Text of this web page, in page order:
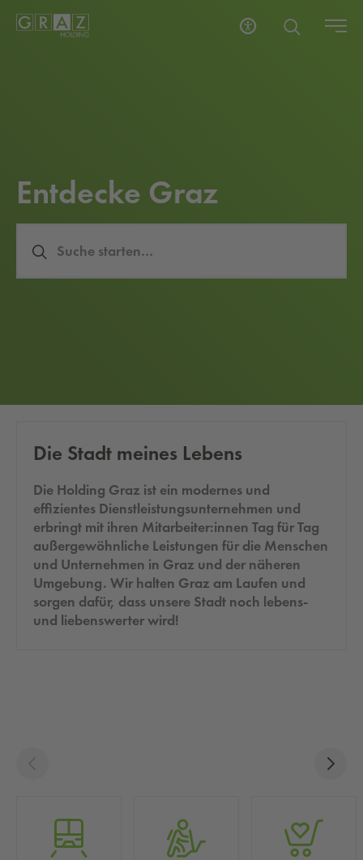
Ent­de­cke Graz
Sucheingabe
Die Stadt mei­nes Le­bens
Die Holding Graz ist ein modernes und
effizientes Dienstleistungsunternehmen und
erbringt mit ihren Mitarbeiter:innen Tag für Tag
außergewöhnliche Leistungen für die Menschen
und Unternehmen in Graz und der näheren
Umgebung. Wir halten Graz am Laufen und
sorgen dafür, dass unsere Stadt noch lebens-
und liebenswerter wird!